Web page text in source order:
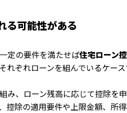
る可能性がある
定の要件を満たせば住宅ローン
ぞれローンを組んでいるケース
み、ローン残高に応じて控除を
控除の適用要件や上限金額、所